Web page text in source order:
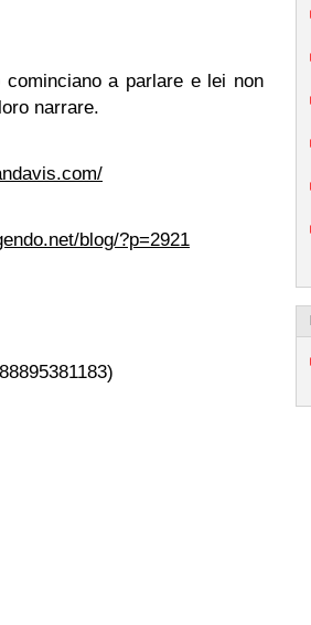
a parlare e lei non
narrare.
blog/?p=2921